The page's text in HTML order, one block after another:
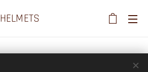
HELMETS